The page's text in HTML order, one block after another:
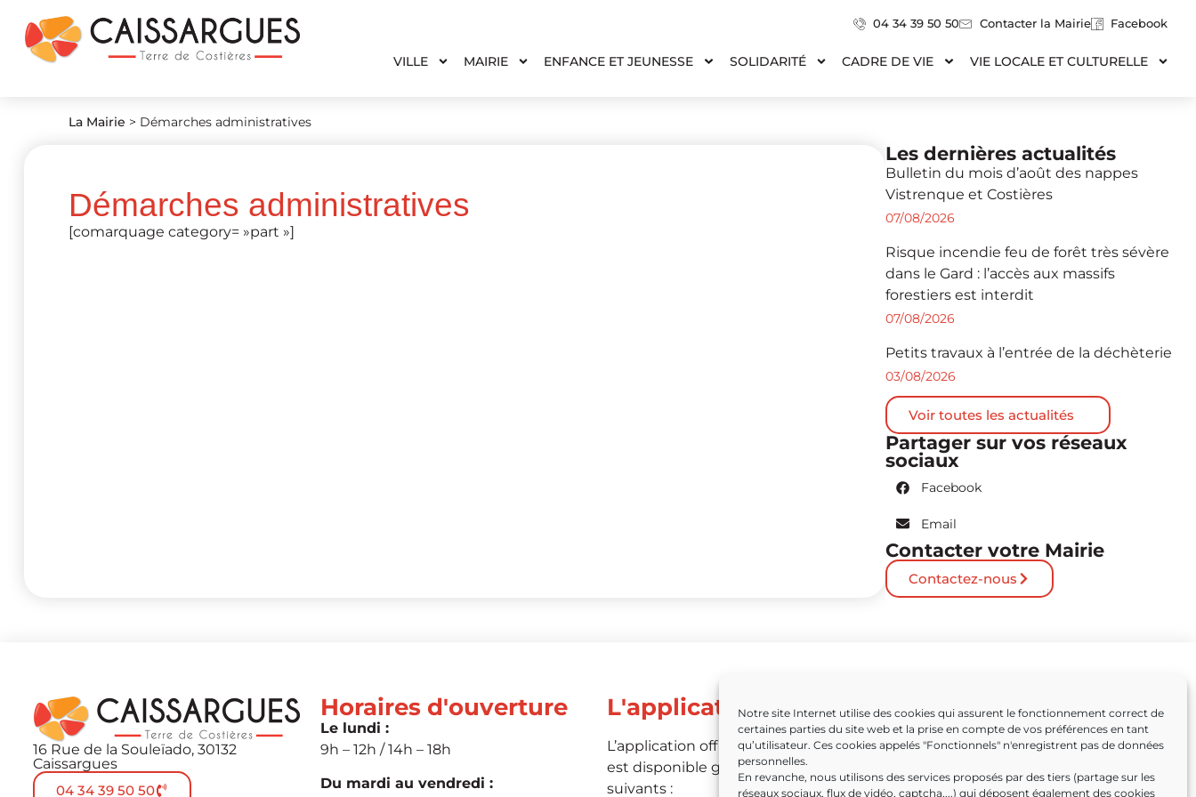
Notre site Internet utilise des cookies qui assurent le fonctionnement correct de
certaines parties du site web et la prise en compte de vos préférences en tant
qu’utilisateur. Ces cookies appelés "Fonctionnels" n'enregistrent pas de données
personnelles.
En revanche, nous utilisons des services proposés par des tiers (partage sur les
réseaux sociaux, flux de vidéo, captcha,...) qui déposent également des cookies
04 34 39 50 50 Contacter la Mairie Facebook
VILLE MAIRIE ENFANCE ET JEUNESSE SOLIDARITÉ CADRE DE VIE VIE LOCALE ET CULTURELLE
La Mairie > Démarches administratives
Démarches administratives
[comarquage category= »part »]
Les dernières actualités
Bulletin du mois d’août des nappes
Vistrenque et Costières
07/08/2026
Risque incendie feu de forêt très sévère
dans le Gard : l’accès aux massifs
forestiers est interdit
07/08/2026
Petits travaux à l’entrée de la déchèterie
03/08/2026
Voir toutes les actualités
Partager sur vos réseaux
sociaux
Facebook
Email
Contacter votre Mairie
Contactez-nous
16 Rue de la Souleïado, 30132
Caissargues
04 34 39 50 50
Horaires d'ouverture
Le lundi :
9h – 12h / 14h – 18h
Du mardi au vendredi :
L'application
L’application officielle de Caissargues
est disponible grâce aux liens
suivants :
Partenaires